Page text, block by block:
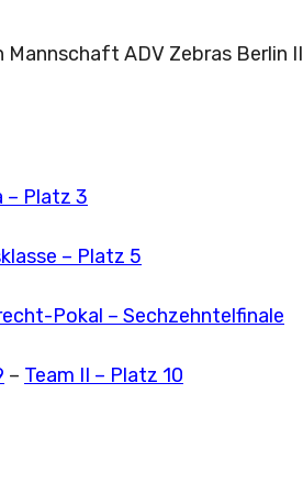
ADV Zebras Berlin II
– Platz 3
– Platz 5
Pokal – Sechzehntelfinale
– Team II – Platz 10